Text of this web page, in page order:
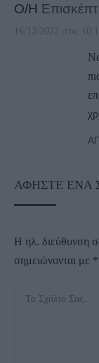
Ο/Η
16/12/2022 στις
ΑΦΉΣΤΕ ΈΝΑ
Η ηλ. διεύθυνση
σημειώνονται με *